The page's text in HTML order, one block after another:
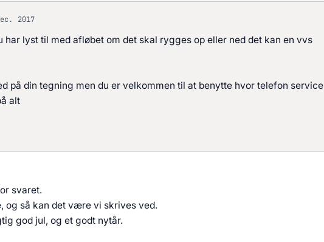
2017
har lyst til med afløbet om det skal rygges op eller ned det kan en vvs
på din tegning men du er velkommen til at benytte hvor telefon service
alt
svaret.
og så kan det være vi skrives ved.
god jul, og et godt nytår.